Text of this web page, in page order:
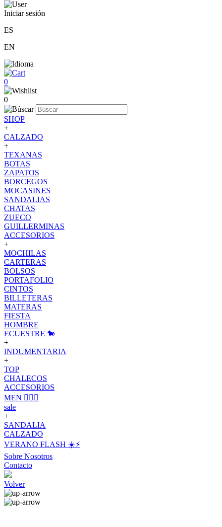
Iniciar sesión
ES
EN
0
0
SHOP
+
CALZADO
+
TEXANAS
BOTAS
ZAPATOS
BORCEGOS
MOCASINES
SANDALIAS
CHATAS
ZUECO
GUILLERMINAS
ACCESORIOS
+
MOCHILAS
CARTERAS
BOLSOS
PORTAFOLIO
CINTOS
BILLETERAS
MATERAS
FIESTA
HOMBRE
ECUESTRE 🐎
+
INDUMENTARIA
+
TOP
CHALECOS
ACCESORIOS
MEN 🙋🏽‍♂️
sale
+
SANDALIA
CALZADO
VERANO FLASH ☀️⚡️
Sobre Nosotros
Contacto
Volver